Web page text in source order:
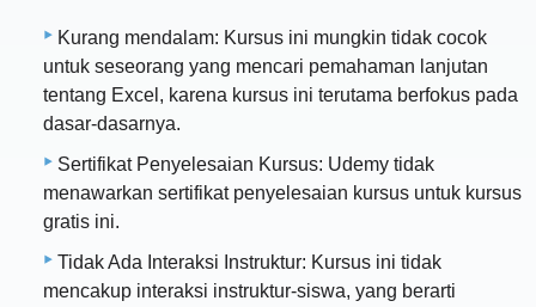
Kurang mendalam: Kursus ini mungkin tidak cocok
untuk seseorang yang mencari pemahaman lanjutan
tentang Excel, karena kursus ini terutama berfokus pada
dasar-dasarnya.
Sertifikat Penyelesaian Kursus: Udemy tidak
menawarkan sertifikat penyelesaian kursus untuk kursus
gratis ini.
Tidak Ada Interaksi Instruktur: Kursus ini tidak
mencakup interaksi instruktur-siswa, yang berarti